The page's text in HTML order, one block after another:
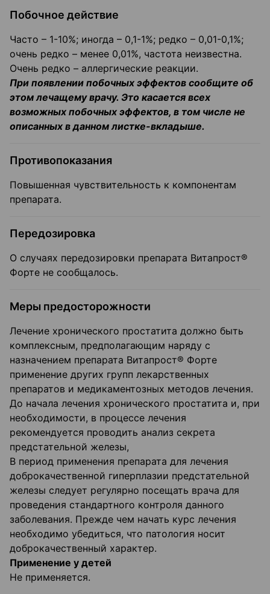
Побочное действие
Часто – 1-10%; иногда – 0,1-1%; редко – 0,01-0,1%;
очень редко – менее 0,01%, частота неизвестна.
Очень редко – аллергические реакции.
При появлении побочных эффектов сообщите об
этом лечащему врачу. Это касается всех
возможных побочных эффектов, в том числе не
описанных в данном листке-вкладыше.
Противопоказания
Повышенная чувствительность к компонентам
препарата.
Передозировка
О случаях передозировки препарата Витапрост®
Форте не сообщалось.
Меры предосторожности
Лечение хронического простатита должно быть
комплексным, предполагающим наряду с
назначением препарата Витапрост® Форте
применение других групп лекарственных
препаратов и медикаментозных методов лечения.
До начала лечения хронического простатита и, при
необходимости, в процессе лечения
рекомендуется проводить анализ секрета
предстательной железы,
В период применения препарата для лечения
доброкачественной гиперплазии предстательной
железы следует регулярно посещать врача для
проведения стандартного контроля данного
заболевания. Прежде чем начать курс лечения
необходимо убедиться, что патология носит
доброкачественный характер.
Применение у детей
Не применяется.